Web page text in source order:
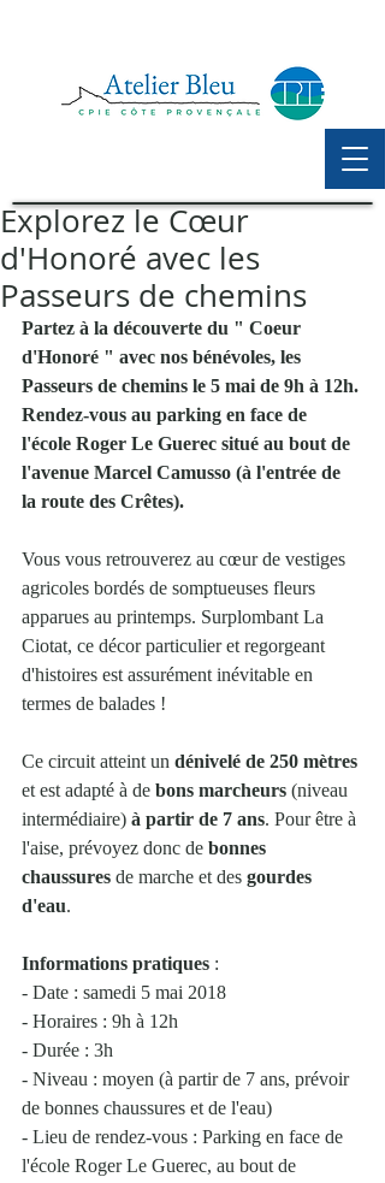
Explorez le Cœur
d'Honoré avec les
Passeurs de chemins
Partez à la découverte du " Coeur
d'Honoré " avec nos bénévoles, les
Passeurs de chemins le 5 mai de 9h à 12h.
Rendez-vous au parking en face de
l'école Roger Le Guerec situé au bout de
l'avenue Marcel Camusso (à l'entrée de
la route des Crêtes).
Vous vous retrouverez au cœur de vestiges
agricoles bordés de somptueuses fleurs
apparues au printemps. Surplombant La
Ciotat, ce décor particulier et regorgeant
d'histoires est assurément inévitable en
termes de balades !
Ce circuit atteint un dénivelé de 250 mètres
et est adapté à de bons marcheurs (niveau
intermédiaire) à partir de 7 ans. Pour être à
l'aise, prévoyez donc de bonnes
chaussures de marche et des gourdes
d'eau.
Informations pratiques :
- Date : samedi 5 mai 2018
- Horaires : 9h à 12h
- Durée : 3h
- Niveau : moyen (à partir de 7 ans, prévoir
de bonnes chaussures et de l'eau)
- Lieu de rendez-vous : Parking en face de
l'école Roger Le Guerec, au bout de